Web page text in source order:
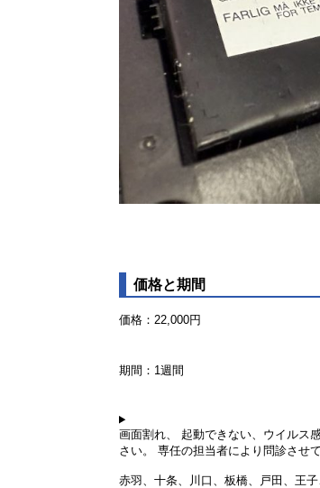
価格と期間
価格：22,000円
期間：1週間
画面割れ、 起動できない、ウイルス
さい。 専任の担当者により問診させ
赤羽、十条、川口、板橋、戸田、王